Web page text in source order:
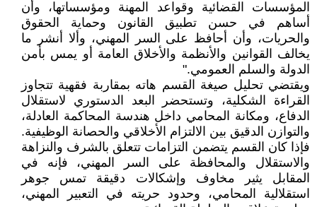
المؤسسات القضائية وقواعد المهنة ومؤسساتها، وأن
أساهم في حسن تطبيق القانون وحماية الحقوق
والحريات، وأن أحافظ على السر المهني، وألا أنشر ما
يخالف القوانين والأنظمة والأخلاق العامة أو يمس بأمن
الدولة والسلم العمومي."
ويقتضي تحليل صيغة القسم هاته بمقاربة فقهية تتجاوز
القراءة الشكلية، وتستحضر البعد الدستوري لاستقلال
الدفاع، ومكانة المحامي داخل هندسة المحاكمة العادلة،
والتوازن الدقيق بين الالتزام الأخلاقي والحصانة الوظيفية.
فإذا كان القسم يتضمن التزامات تتعلق بالشرف والنزاهة
والاستقلال والمحافظة على السر المهني، فإنه في
المقابل يثير مخاوف وإشكالات دقيقة تمس جوهر
استقلالية المحامي، وحدود حريته في التعبير المهني،